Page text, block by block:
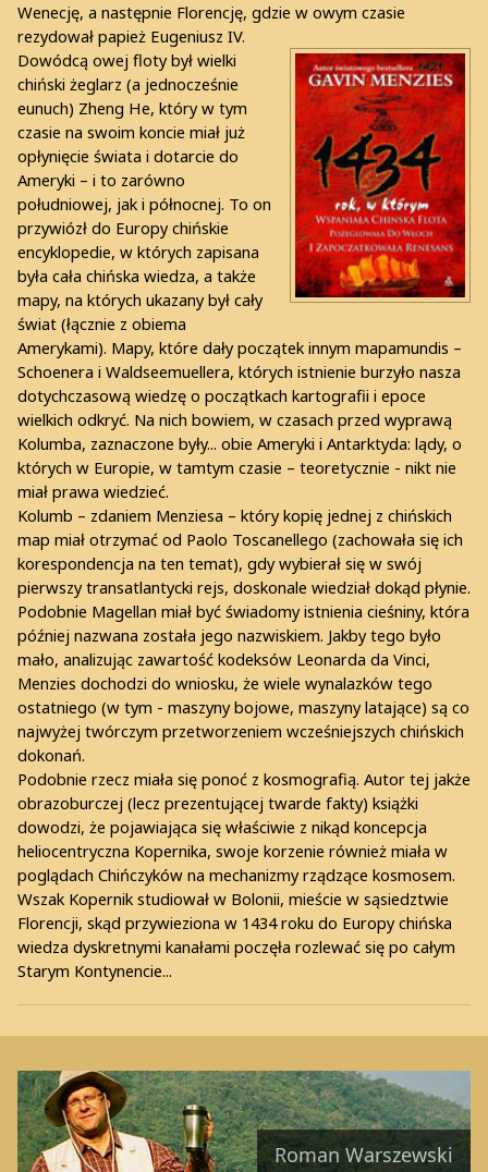
Wenecję, a następnie Florencję, gdzie w owym czasie
rezydował papież Eugeniusz IV.
Dowódcą owej floty był wielki
chiński żeglarz (a jednocześnie
eunuch) Zheng He, który w tym
czasie na swoim koncie miał już
opłynięcie świata i dotarcie do
Ameryki – i to zarówno
południowej, jak i północnej. To on
przywiózł do Europy chińskie
encyklopedie, w których zapisana
była cała chińska wiedza, a także
mapy, na których ukazany był cały
świat (łącznie z obiema
Amerykami). Mapy, które dały początek innym mapamundis –
Schoenera i Waldseemuellera, których istnienie burzyło nasza
dotychczasową wiedzę o początkach kartografii i epoce
wielkich odkryć. Na nich bowiem, w czasach przed wyprawą
Kolumba, zaznaczone były... obie Ameryki i Antarktyda: lądy, o
których w Europie, w tamtym czasie – teoretycznie - nikt nie
miał prawa wiedzieć.
Kolumb – zdaniem Menziesa – który kopię jednej z chińskich
map miał otrzymać od Paolo Toscanellego (zachowała się ich
korespondencja na ten temat), gdy wybierał się w swój
pierwszy transatlantycki rejs, doskonale wiedział dokąd płynie.
Podobnie Magellan miał być świadomy istnienia cieśniny, która
później nazwana została jego nazwiskiem. Jakby tego było
mało, analizując zawartość kodeksów Leonarda da Vinci,
Menzies dochodzi do wniosku, że wiele wynalazków tego
ostatniego (w tym - maszyny bojowe, maszyny latające) są co
najwyżej twórczym przetworzeniem wcześniejszych chińskich
dokonań.
Podobnie rzecz miała się ponoć z kosmografią. Autor tej jakże
obrazoburczej (lecz prezentującej twarde fakty) książki
dowodzi, że pojawiająca się właściwie z nikąd koncepcja
heliocentryczna Kopernika, swoje korzenie również miała w
poglądach Chińczyków na mechanizmy rządzące kosmosem.
Wszak Kopernik studiował w Bolonii, mieście w sąsiedztwie
Florencji, skąd przywieziona w 1434 roku do Europy chińska
wiedza dyskretnymi kanałami poczęła rozlewać się po całym
Starym Kontynencie...
Roman Warszewski